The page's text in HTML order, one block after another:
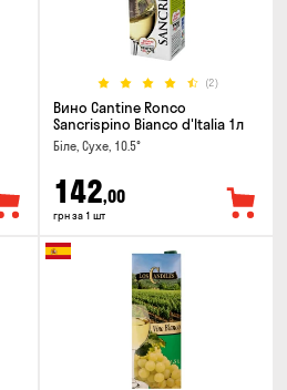
(2)
Вино Cantine Ronco
Sancrispino Bianco d'Italia 1л
Біле, Сухе, 10.5°
142,00
грн за 1 шт